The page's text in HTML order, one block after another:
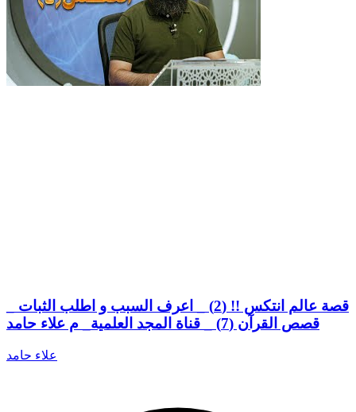
قصة عالم انتكس !! (2) _ اعرف السبب و اطلب الثبات _
قصص القرآن (7) _ قناة المجد العلمية_ م علاء حامد
علاء حامد